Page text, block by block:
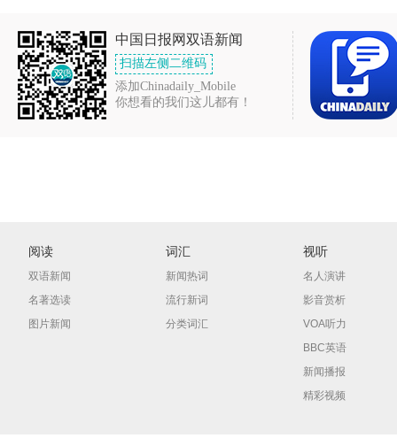
中国日报网双语新闻
扫描左侧二维码
添加Chinadaily_Mobile
你想看的我们这儿都有！
阅读
双语新闻
名著选读
图片新闻
词汇
新闻热词
流行新词
分类词汇
视听
名人演讲
影音赏析
VOA听力
BBC英语
新闻播报
精彩视频